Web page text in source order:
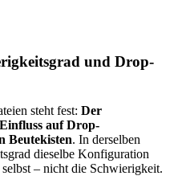
und Drop-
steht fest: Der
auf Drop-
Beutekisten. In derselben
dieselbe Konfiguration
– nicht die Schwierigkeit.